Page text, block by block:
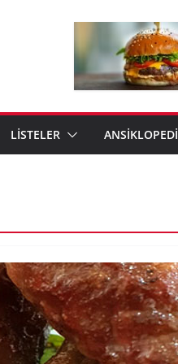
LİSTELER ANSİKLOPEDİ